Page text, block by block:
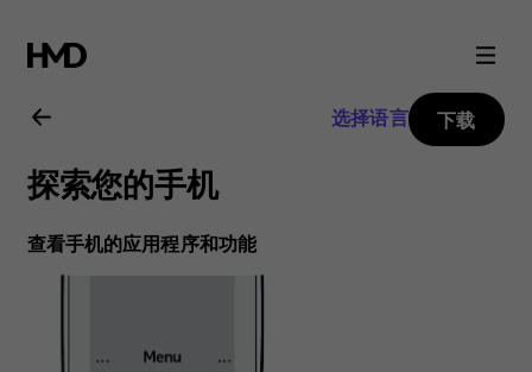
Nokia
106
2018
用
户
选择语言 下载
探索您的手机
查看手机的应用程序和功能